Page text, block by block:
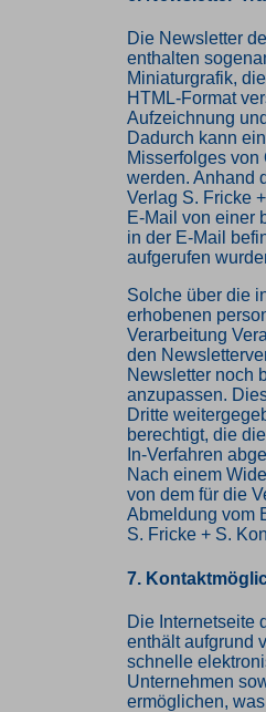
Die Newsletter
enthalten
Miniaturgrafik,
HTML-Format
Aufzeichnung
Dadurch kann
Misserfolges
werden. Anhand
Verlag S. Fricke
E-Mail von einer
in der E-Mail
aufgerufen
Solche über die
erhobenen
Verarbeitung
den
Newsletter noch
anzupassen.
Dritte
berechtigt, die
In-Verfahren
Nach einem
von dem für die
Abmeldung vom
S. Fricke + S.
7.
Die Internetseite
enthält aufgrund
schnelle
Unternehmen
ermöglichen,